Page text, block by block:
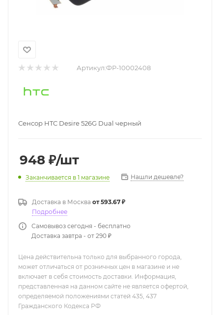
Артикул:ФР-10002408
Сенсор HTC Desire 526G Dual черный
948 ₽/шт
Заканчивается в 1 магазине Нашли дешевле?
Доставка в Москва от 593.67 ₽
Подробнее
Самовывоз сегодня - бесплатно
Доставка завтра - от 290 ₽
Цена действительна только для выбранного города,
может отличаться от розничных цен в магазине и не
включает в себя стоимость доставки. Информация,
представленная на данном сайте не является офертой,
определяемой положениями статей 435, 437
Гражданского Кодекса РФ